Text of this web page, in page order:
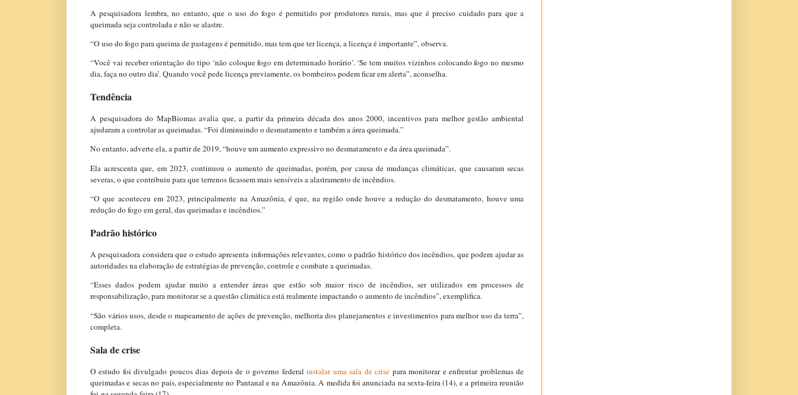
A pesquisadora lembra, no entanto, que o uso do fogo é permitido por produtores rurais, mas que é preciso cuidado para que a
queimada seja controlada e não se alastre.
“O uso do fogo para queima de pastagens é permitido, mas tem que ter licença, a licença é importante”, observa.
“Você vai receber orientação do tipo ‘não coloque fogo em determinado horário’. ‘Se tem muitos vizinhos colocando fogo no mesmo
dia, faça no outro dia’. Quando você pede licença previamente, os bombeiros podem ficar em alerta”, aconselha.
Tendência
A pesquisadora do MapBiomas avalia que, a partir da primeira década dos anos 2000, incentivos para melhor gestão ambiental
ajudaram a controlar as queimadas. “Foi diminuindo o desmatamento e também a área queimada.”
No entanto, adverte ela, a partir de 2019, “houve um aumento expressivo no desmatamento e da área queimada”.
Ela acrescenta que, em 2023, continuou o aumento de queimadas, porém, por causa de mudanças climáticas, que causaram secas
severas, o que contribuiu para que terrenos ficassem mais sensíveis a alastramento de incêndios.
“O que aconteceu em 2023, principalmente na Amazônia, é que, na região onde houve a redução do desmatamento, houve uma
redução do fogo em geral, das queimadas e incêndios.”
Padrão histórico
A pesquisadora considera que o estudo apresenta informações relevantes, como o padrão histórico dos incêndios, que podem ajudar as
autoridades na elaboração de estratégias de prevenção, controle e combate a queimadas.
“Esses dados podem ajudar muito a entender áreas que estão sob maior risco de incêndios, ser utilizados em processos de
responsabilização, para monitorar se a questão climática está realmente impactando o aumento de incêndios”, exemplifica.
“São vários usos, desde o mapeamento de ações de prevenção, melhoria dos planejamentos e investimentos para melhor uso da terra”,
completa.
Sala de crise
O estudo foi divulgado poucos dias depois de o governo federalinstalar uma sala de crise para monitorar e enfrentar problemas de
queimadas e secas no país, especialmente no Pantanal e na Amazônia. A medida foi anunciada na sexta-feira (14), e a primeira reunião